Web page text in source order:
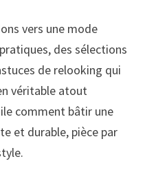
vers une mode
des sélections
de relooking qui
véritable atout
comment bâtir une
et durable, pièce par